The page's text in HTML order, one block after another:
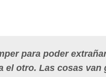
para poder
el otro. Las cosas